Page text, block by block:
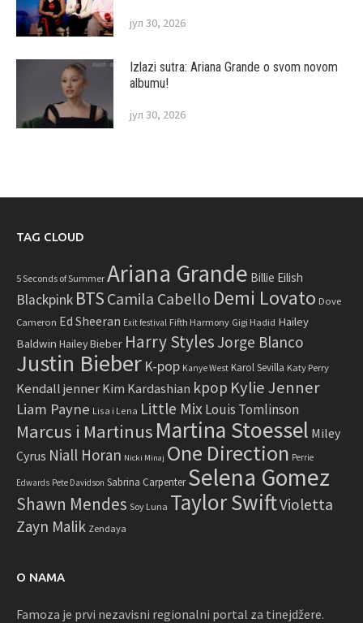
јул 30, 2026
Izlazi sutra: Ariana Grande o svom novom
albumu!
јул 30, 2026
TAG CLOUD
5 Seconds of Summer Ariana Grande Billie Eilish
Blackpink BTS Camila Cabello Demi Lovato Dove
Cameron Ed Sheeran Exit festival Fifth Harmony Gigi Hadid Hailey
Baldwin Hailey Bieber Harry Styles Jorge Blanco
Justin Bieber K-pop Kanye West Karol Sevilla Katy Perry
Kendall jenner Kim Kardashian kpop Kylie Jenner
Liam Payne Lisa i Lena Little Mix Louis Tomlinson
Marcus i Martinus Martina Stoessel Miley
Cyrus Niall Horan Nicki Minaj One Direction Perrie
Edwards Pete Davidson Sabrina Carpenter Selena Gomez
Shawn Mendes Soy Luna Taylor SwiftVioletta
Zayn Malik Zendaya
O NAMA
Famoza je prvi nezavisni regionalni portal za tinejdžere.